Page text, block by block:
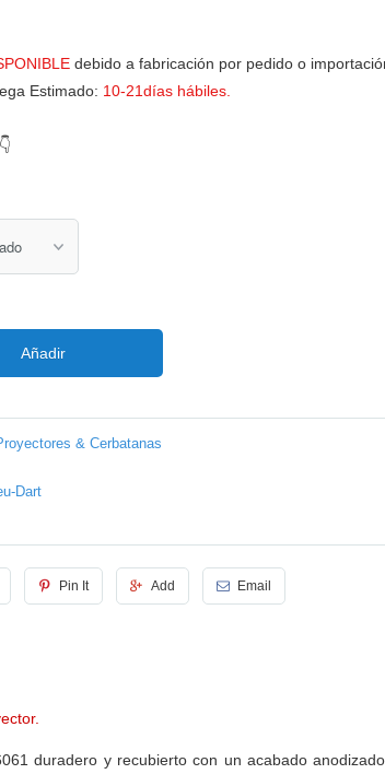
debido a fabricación por pedido o
Estimado: 10-21días hábiles.
Añadir
& Cerbatanas
Dart
Pin It Add Email
duradero y recubierto con un acabado